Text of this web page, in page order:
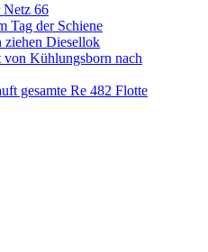
Netz 66
Tag der Schiene
ziehen Diesellok
Kühlungsborn nach
gesamte Re 482 Flotte